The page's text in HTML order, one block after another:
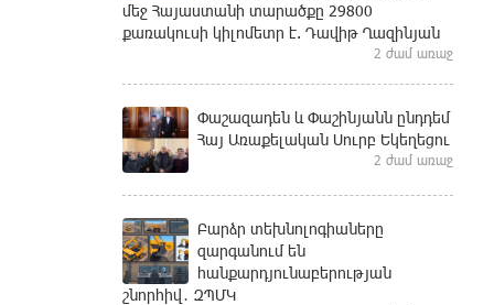
մեջ Հայաստանի տարածքը 29800
քառակուսի կիլոմետր է. Դավիթ Ղազինյան
2 ժամ առաջ
Փաշազադեն և Փաշինյանն ընդդեմ
Հայ Առաքելական Սուրբ Եկեղեցու
2 ժամ առաջ
Բարձր տեխնոլոգիաները
զարգանում են
հանքարդյունաբերության
շնորհիվ․ ԶՊՄԿ